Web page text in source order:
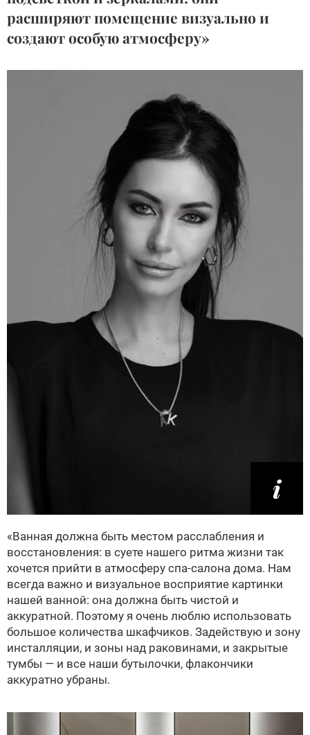
расширяют помещение визуально и
создают особую атмосферу»
«Ванная должна быть местом расслабления и
восстановления: в суете нашего ритма жизни так
хочется прийти в атмосферу спа-салона дома. Нам
всегда важно и визуальное восприятие картинки
нашей ванной: она должна быть чистой и
аккуратной. Поэтому я очень люблю использовать
большое количества шкафчиков. Задействую и зону
инсталляции, и зоны над раковинами, и закрытые
тумбы — и все наши бутылочки, флакончики
аккуратно убраны.